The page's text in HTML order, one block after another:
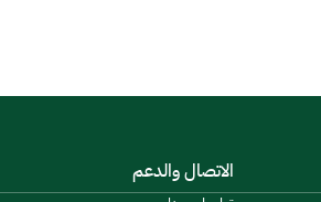
الاتصال والدعم